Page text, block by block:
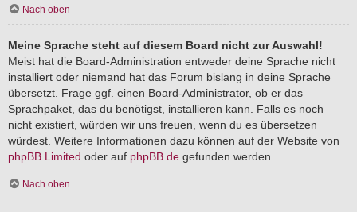
Nach oben
Meine Sprache steht auf diesem Board nicht zur Auswahl!
Meist hat die Board-Administration entweder deine Sprache nicht
installiert oder niemand hat das Forum bislang in deine Sprache
übersetzt. Frage ggf. einen Board-Administrator, ob er das
Sprachpaket, das du benötigst, installieren kann. Falls es noch
nicht existiert, würden wir uns freuen, wenn du es übersetzen
würdest. Weitere Informationen dazu können auf der Website von
phpBB Limited oder auf phpBB.de gefunden werden.
Nach oben